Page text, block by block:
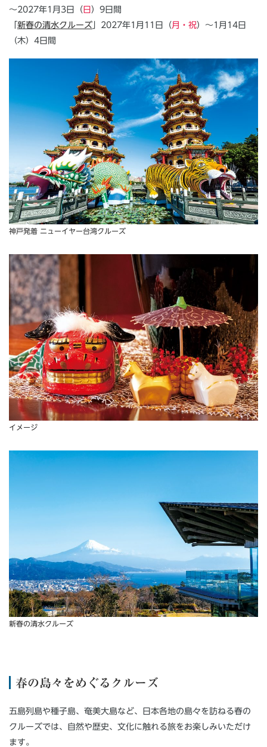
～2027年1月3日（ 日 ）9日間
「新春の清水クルーズ」2027年1月11日（月・祝）～1月14日
（木）4日間
神戸発着 ニューイヤー台湾クルーズ
イメージ
新春の清水クルーズ
春の島々をめぐるクルーズ
五島列島や種子島、奄美大島など、日本各地の島々を訪ねる春の
クルーズでは、自然や歴史、文化に触れる旅をお楽しみいただけ
ます。